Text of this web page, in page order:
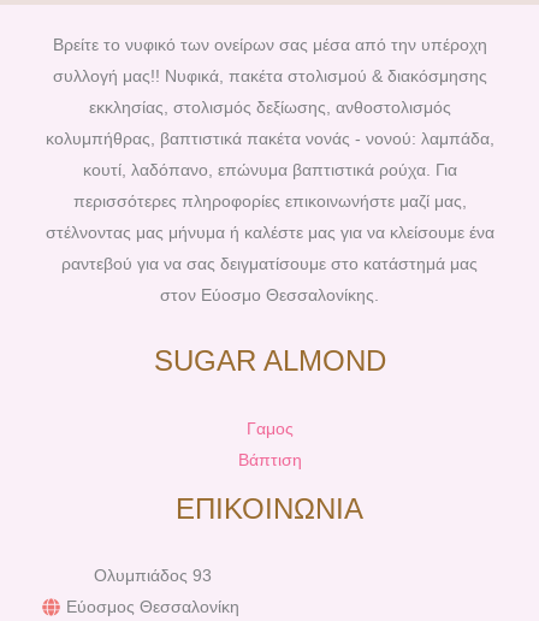
e
b
o
o
k
t
e
r
e
s
t
t
a
g
r
a
m
t
u
b
Βρείτε το νυφικό των ονείρων σας μέσα από την υπέροχη
συλλογή μας!! Νυφικά, πακέτα στολισμού & διακόσμησης
εκκλησίας, στολισμός δεξίωσης, ανθοστολισμός
κολυμπήθρας, βαπτιστικά πακέτα νονάς - νονού: λαμπάδα,
κουτί, λαδόπανο, επώνυμα βαπτιστικά ρούχα. Για
περισσότερες πληροφορίες επικοινωνήστε μαζί μας,
στέλνοντας μας μήνυμα ή καλέστε μας για να κλείσουμε ένα
ραντεβού για να σας δειγματίσουμε στο κατάστημά μας
στον Εύοσμο Θεσσαλονίκης.
SUGAR ALMOND
Γαμος
Βάπτιση
ΕΠΙΚΟΙΝΩΝΙΑ
Ολυμπιάδος 93
Εύοσμος Θεσσαλονίκη